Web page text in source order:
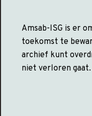
Amsab-ISG is er
toekomst te
archief kunt
niet verloren gaat.